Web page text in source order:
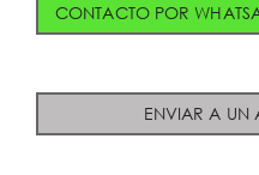
CONTACTO POR
ENVIAR A UN